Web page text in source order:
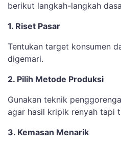
berikut langkah-langkah
1. Riset Pasar
Tentukan target konsumen
digemari.
2. Pilih Metode Produksi
Gunakan teknik
agar hasil kripik renyah tapi
3. Kemasan Menarik